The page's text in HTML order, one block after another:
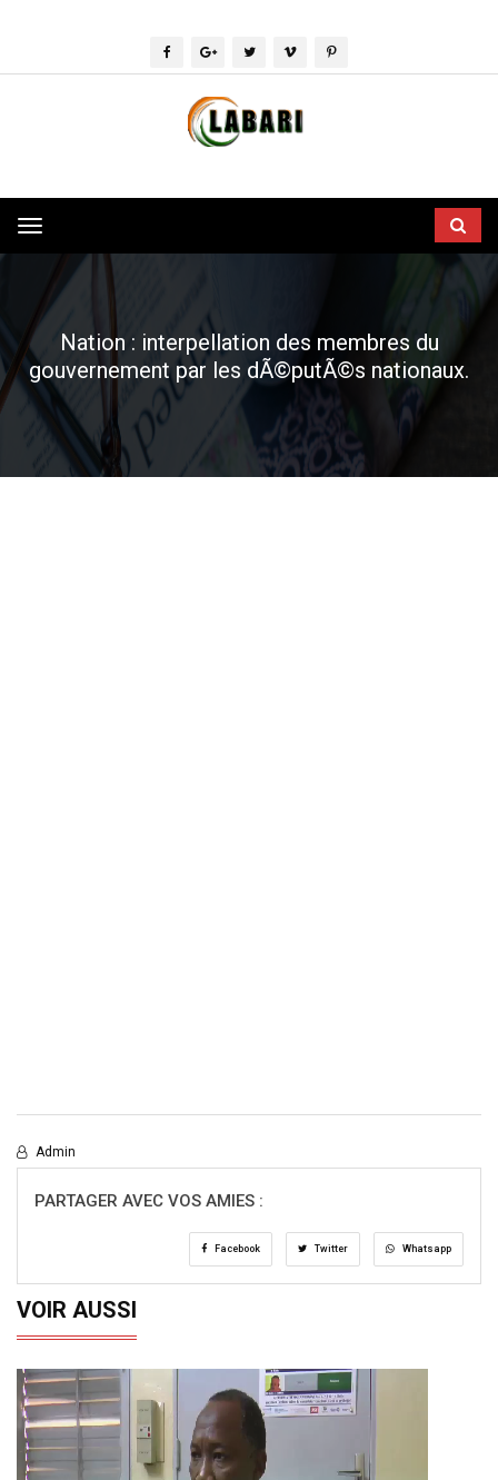
Toggle
navigation
Nation : interpellation des membres du
gouvernement par les dÃ©putÃ©s nationaux.
Admin
PARTAGER AVEC VOS AMIES :
Facebook Twitter Whatsapp
VOIR AUSSI